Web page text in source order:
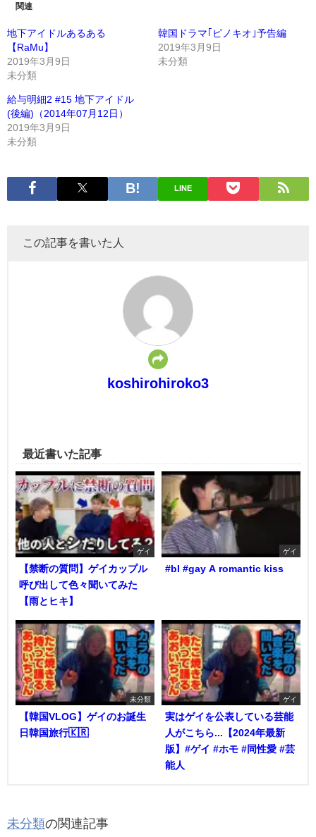
関連
地下アイドルあるある
【RaMu】
2019年3月9日
未分類
韓国ドラマ｢ピノキオ｣予告編
2019年3月9日
未分類
給与明細2 #15 地下アイドル
(後編)（2014年07月12日）
2019年3月9日
未分類
LINE
この記事を書いた人
koshirohiroko3
最近書いた記事
ゲイ
【禁断の質問】ゲイカップル
呼び出して色々聞いてみた
【雨とヒキ】
ゲイ
#bl #gay A romantic kiss
未分類
【韓国VLOG】ゲイのお誕生
日韓国旅行🇰🇷
ゲイ
実はゲイを公表している芸能
人がこちら...【2024年最新
版】#ゲイ #ホモ #同性愛 #芸
能人
未分類の関連記事